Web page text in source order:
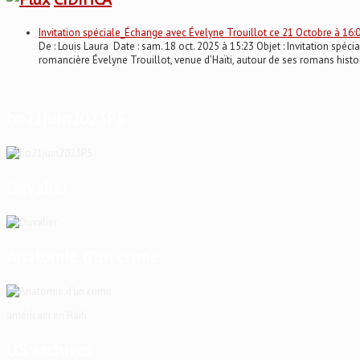
Invitation spéciale_Échange avec Évelyne Trouillot ce 21 Octobre à
De : Louis Laura Date : sam. 18 oct. 2025 à 15:23 Objet : Invitation
romancière Évelyne Trouillot, venue d’Haïti, autour de ses romans